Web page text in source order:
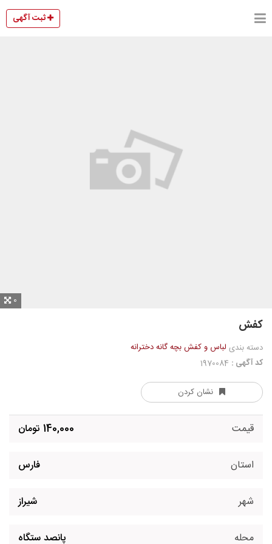
ثبت آگهی
0
کفش
دسته بندی لباس و کفش بچه گانه دخترانه
کد آگهی :
نشان کردن
قیمت 140,000 تومان
استان فارس
شهر شیراز
محله پانصد ستگاه